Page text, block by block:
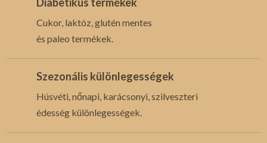
Cukor, laktóz, glutén mentes
és paleo termékek.
Szezonális különlegességek
Húsvéti, nőnapi, karácsonyi, szilveszteri
édesség különlegességek.